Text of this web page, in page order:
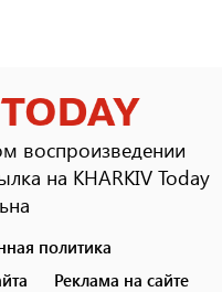
воспроизведении
на KHARKIV Today
политика
Реклама на сайте